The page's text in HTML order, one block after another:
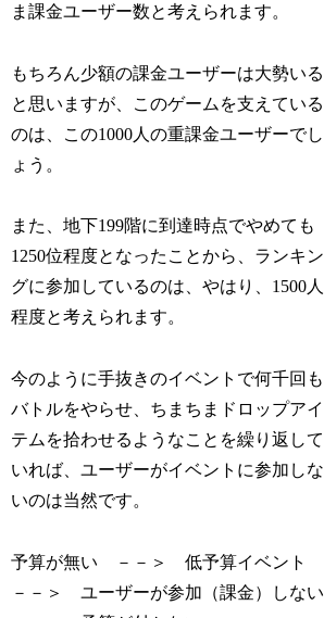
ま課金ユーザー数と考えられます。
もちろん少額の課金ユーザーは大勢いる
と思いますが、このゲームを支えている
のは、この1000人の重課金ユーザーでし
ょう。
また、地下199階に到達時点でやめても
1250位程度となったことから、ランキン
グに参加しているのは、やはり、1500人
程度と考えられます。
今のように手抜きのイベントで何千回も
バトルをやらせ、ちまちまドロップアイ
テムを拾わせるようなことを繰り返して
いれば、ユーザーがイベントに参加しな
いのは当然です。
予算が無い －－＞ 低予算イベント
－－＞ ユーザーが参加（課金）しない